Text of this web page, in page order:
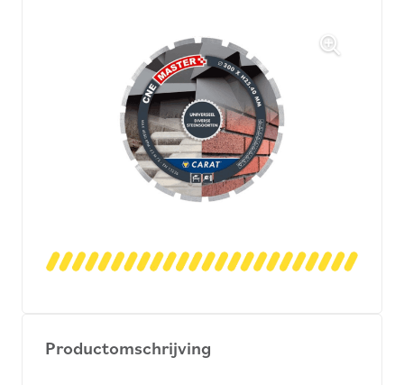
Productomschrijving